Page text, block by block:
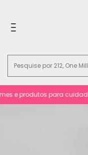
produtos para